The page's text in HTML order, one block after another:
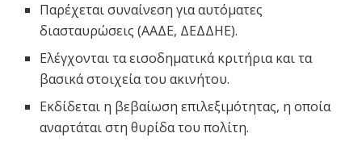
Παρέχεται συναίνεση για αυτόματες
διασταυρώσεις (ΑΑΔΕ, ΔΕΔΔΗΕ).
Ελέγχονται τα εισοδηματικά κριτήρια και τα
βασικά στοιχεία του ακινήτου.
Εκδίδεται η βεβαίωση επιλεξιμότητας, η οποία
αναρτάται στη θυρίδα του πολίτη.